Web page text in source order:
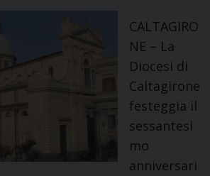
CALTAGIRO
NE – La
Diocesi di
Caltagirone
festeggia il
sessantesi
mo
anniversari